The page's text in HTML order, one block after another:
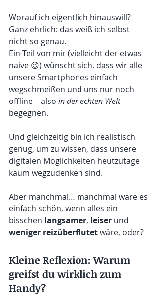
Worauf ich eigentlich hinauswill?
Ganz ehrlich: das weiß ich selbst
nicht so genau.
Ein Teil von mir (vielleicht der etwas
naive 😉) wünscht sich, dass wir alle
unsere Smartphones einfach
wegschmeißen und uns nur noch
offline – also in der echten Welt –
begegnen.
Und gleichzeitig bin ich realistisch
genug, um zu wissen, dass unsere
digitalen Möglichkeiten heutzutage
kaum wegzudenken sind.
Aber manchmal… manchmal wäre es
einfach schön, wenn alles ein
bisschen langsamer, leiser und
weniger reizüberflutet wäre, oder?
Kleine Reflexion: Warum
greifst du wirklich zum
Handy?